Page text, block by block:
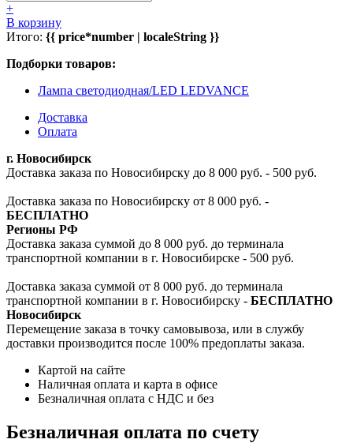
+
В корзину
Итого: {{ price*number | localeString }}
Подборки товаров:
Лампа светодиодная/LED LEDVANCE
Доставка
Оплата
г. Новосибирск
Доставка заказа по Новосибирску до 8 000 руб. - 500 руб.
Доставка заказа по Новосибирску от 8 000 руб. -
БЕСПЛАТНО
Регионы РФ
Доставка заказа суммой до 8 000 руб. до терминала
транспортной компании в г. Новосибирске - 500 руб.
Доставка заказа суммой от 8 000 руб. до терминала
транспортной компании в г. Новосибирску - БЕСПЛАТНО
Новосибирск
Перемещение заказа в точку самовывоза, или в службу
доставки производится после 100% предоплаты заказа.
Картой на сайте
Наличная оплата и карта в офисе
Безналичная оплата с НДС и без
Безналичная оплата по счету